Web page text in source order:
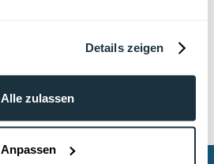
Details zeigen
Alle zulassen
Anpassen